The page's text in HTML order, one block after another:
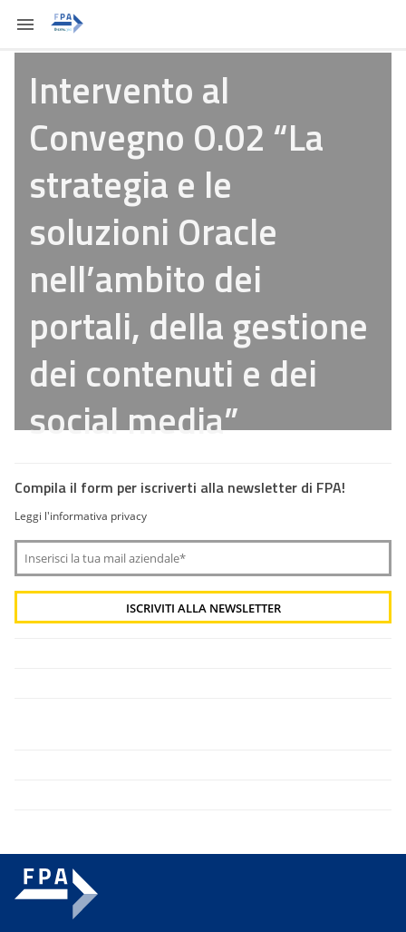
Intervento al
Convegno O.02 “La
strategia e le
soluzioni Oracle
nell’ambito dei
portali, della gestione
dei contenuti e dei
social media”
Compila il form per iscriverti alla newsletter di FPA!
Leggi l'informativa privacy